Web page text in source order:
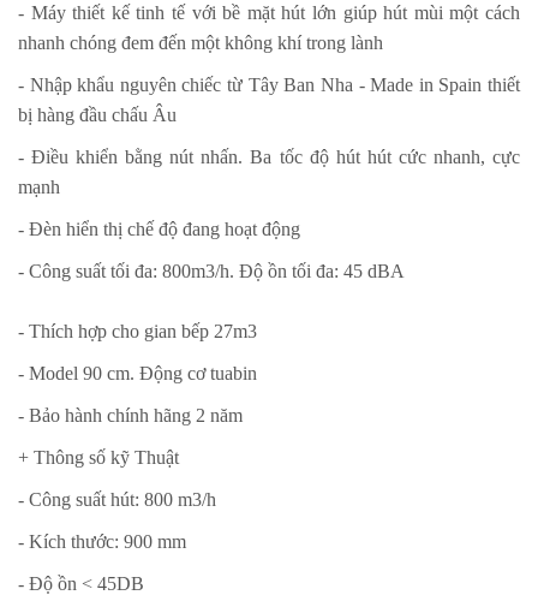
- Máy thiết kế tinh tế với bề mặt hút lớn giúp hút mùi một cách
nhanh chóng đem đến một không khí trong lành
- Nhập khẩu nguyên chiếc từ Tây Ban Nha - Made in Spain thiết
bị hàng đầu chấu Âu
- Điều khiển bằng nút nhấn. Ba tốc độ hút hút cức nhanh, cực
mạnh
- Đèn hiển thị chế độ đang hoạt động
- Công suất tối đa: 800m3/h. Độ ồn tối đa: 45 dBA
- Thích hợp cho gian bếp 27m3
- Model 90 cm. Động cơ tuabin
- Bảo hành chính hãng 2 năm
+ Thông số kỹ Thuật
- Công suất hút: 800 m3/h
- Kích thước: 900 mm
- Độ ồn < 45DB